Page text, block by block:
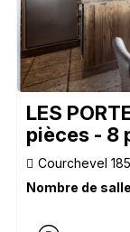
LES
pièces - 8
Courchevel
Nombre de